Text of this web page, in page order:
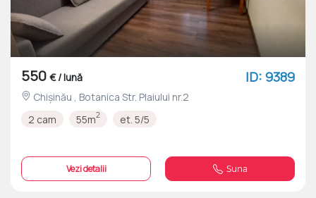
550 € / lună ID: 9389
Chișinău , Botanica Str. Plaiului nr.2
2 cam
55m2 et. 5/5
Vezi detalii Suna